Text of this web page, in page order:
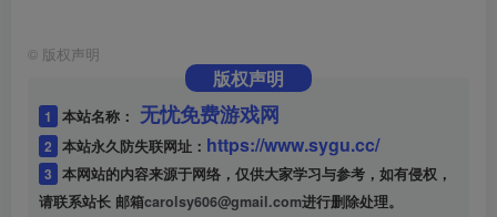
© 版权声明
版权声明
1 本站名称： 无忧免费游戏网
2 本站永久防失联网址： https://www.sygu.cc/
3 本网站的内容来源于网络，仅供大家学习与参考，如有侵权，
请联系站长 邮箱carolsy606@gmail.com进行删除处理。